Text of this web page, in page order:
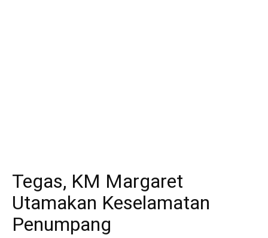
Tegas, KM Margaret
Utamakan Keselamatan
Penumpang